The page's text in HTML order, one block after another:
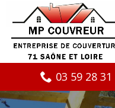
03 59 28 31